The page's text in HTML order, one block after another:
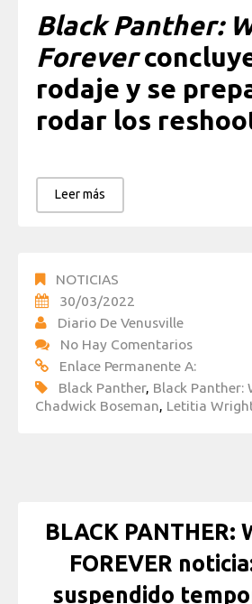
Black Panther:
Forever
rodaje y se
rodar los
Leer más
NOTICIAS
30/03/2022
Diario De Venusville
No Hay Comentarios
Enlace Permanente A:
Black Panther, Black Panther:
Chadwick Boseman, Letitia
BLACK PANTHER:
FOREVER
suspendido